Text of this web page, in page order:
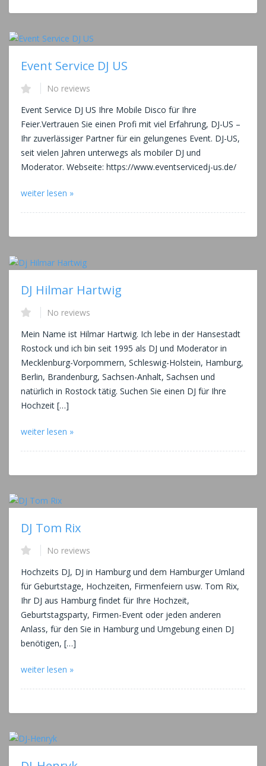
Event Service DJ US
No reviews
Event Service DJ US Ihre Mobile Disco für Ihre
Feier.Vertrauen Sie einen Profi mit viel Erfahrung, DJ-US –
Ihr zuverlässiger Partner für ein gelungenes Event. DJ-US,
seit vielen Jahren unterwegs als mobiler DJ und
Moderator. Webseite: https://www.eventservicedj-us.de/
weiter lesen »
DJ Hilmar Hartwig
No reviews
Mein Name ist Hilmar Hartwig. Ich lebe in der Hansestadt
Rostock und ich bin seit 1995 als DJ und Moderator in
Mecklenburg-Vorpommern, Schleswig-Holstein, Hamburg,
Berlin, Brandenburg, Sachsen-Anhalt, Sachsen und
natürlich in Rostock tätig. Suchen Sie einen DJ für Ihre
Hochzeit […]
weiter lesen »
DJ Tom Rix
No reviews
Hochzeits DJ, DJ in Hamburg und dem Hamburger Umland
für Geburtstage, Hochzeiten, Firmenfeiern usw. Tom Rix,
Ihr DJ aus Hamburg findet für Ihre Hochzeit,
Geburtstagsparty, Firmen-Event oder jeden anderen
Anlass, für den Sie in Hamburg und Umgebung einen DJ
benötigen, […]
weiter lesen »